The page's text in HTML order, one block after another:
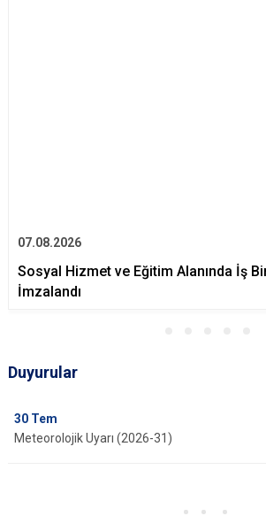
07.08.2026
Sosyal Hizmet ve Eğitim Alanında İş
İmzalandı
Duyurular
30 Tem
Meteorolojik Uyarı (2026-31)